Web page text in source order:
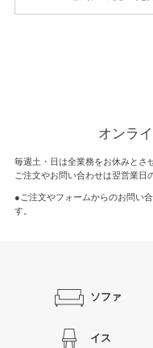
オンラ
毎週土・日は全業務をお休みとさ
ご注文やお問い合わせは翌営業日
●ご注文やフォームからのお問い合
す。
ソファ
イス